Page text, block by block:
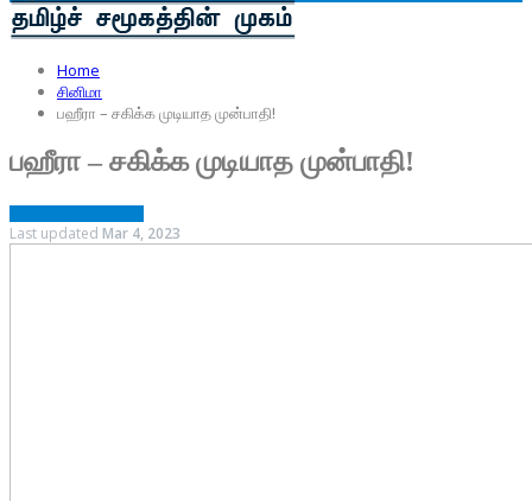
Home
சினிமா
பஹீரா – சகிக்க முடியாத முன்பாதி!
பஹீரா – சகிக்க முடியாத முன்பாதி!
Last updated Mar 4, 2023